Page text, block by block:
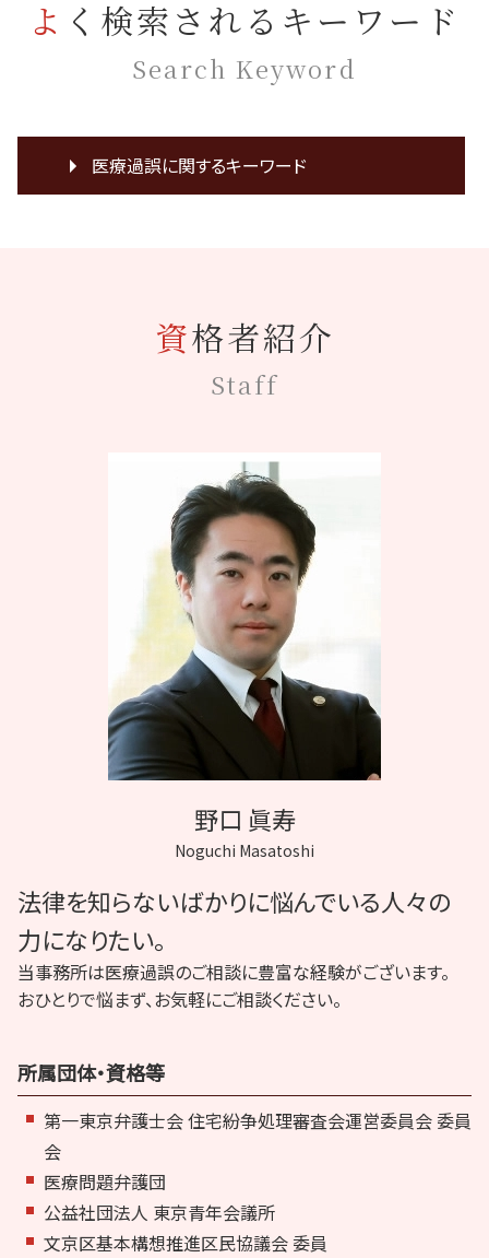
よく検索されるキーワード
Search Keyword
医療過誤に関するキーワード
協力医 嘱託医
医療過誤 帝王切開
医療過誤 因果関係
看護師 療養上の世話
B型肝炎 給付金
医療事故 調査
資格者紹介
Staff
野口 眞寿
Noguchi Masatoshi
法律を知らないばかりに悩んでいる人々の
力になりたい。
当事務所は医療過誤のご相談に豊富な経験がございます。
おひとりで悩まず、お気軽にご相談ください。
所属団体・資格等
第一東京弁護士会 住宅紛争処理審査会運営委員会 委員
会
医療問題弁護団
公益社団法人 東京青年会議所
文京区基本構想推進区民協議会 委員